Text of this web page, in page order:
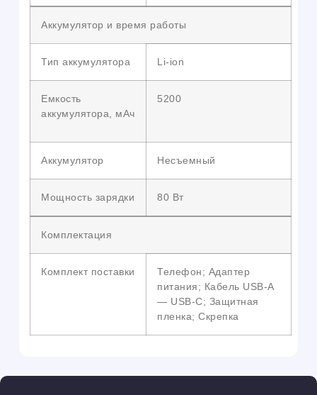
Аккумулятор и время работы
Тип аккумулятора Li-ion
Емкость
аккумулятора, мАч
5200
Аккумулятор Несъемный
Мощность зарядки 80 Вт
Комплектация
Комплект поставки
Телефон; Адаптер
питания; Кабель USB-A
— USB-C; Защитная
пленка; Скрепка